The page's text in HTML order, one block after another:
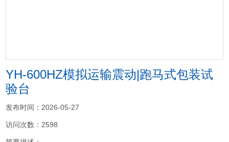
YH-600HZ模拟运输震动|跑马式包装试
验台
发布时间：2026-05-27
访问次数：2598